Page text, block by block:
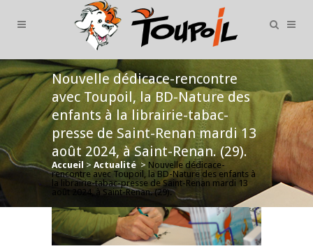
Nouvelle dédicace-rencontre
avec Toupoil, la BD-Nature des
enfants à la librairie-tabac-
presse de Saint-Renan mardi 13
août 2024, à Saint-Renan. (29).
Accueil > Actualité > Nouvelle dédicace-
rencontre avec Toupoil, la BD-Nature des enfants à
la librairie-tabac-presse de Saint-Renan mardi 13
août 2024, à Saint-Renan. (29).